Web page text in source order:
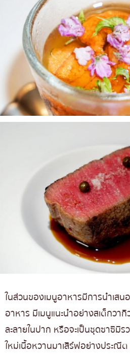
ในส่วนของเมนูอาหารมีการนำเส
อาหาร มีเมนูแนะนำอย่างสเต็กวา
ละลายในปาก หรือจะเป็นชุดซาซิมิ
ใหม่เนื้อหวานมาเสิร์ฟอย่างประณี